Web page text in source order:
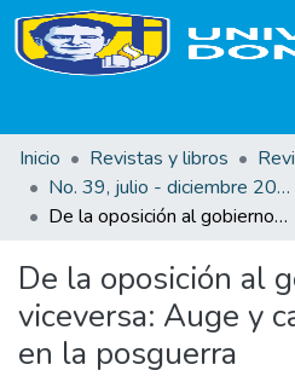
Inicio
Revistas y libros
No. 39, julio - diciembre 2021
De la oposición al gobierno y viceversa: Auge y caída del FMLN en la posguerra
De la oposición al
viceversa: Auge y
en la posguerra